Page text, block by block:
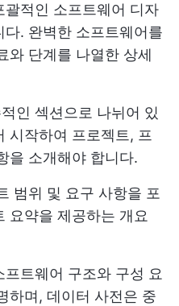
적인 소프트웨어 디자
. 완벽한 소프트웨어를
와 단계를 나열한 상세
인 섹션으로 나뉘어 있
시작하여 프로젝트, 프
을 소개해야 합니다.
범위 및 요구 사항을 포
요약을 제공하는 개요
트웨어 구조와 구성 요
하며, 데이터 사전은 중